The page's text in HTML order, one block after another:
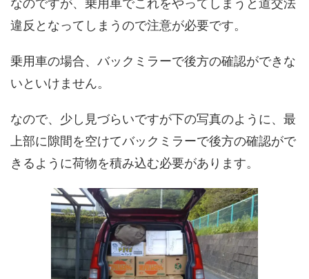
なのですが、乗用車でこれをやってしまうと道交法
違反となってしまうので注意が必要です。
乗用車の場合、バックミラーで後方の確認ができな
いといけません。
なので、少し見づらいですが下の写真のように、最
上部に隙間を空けてバックミラーで後方の確認がで
きるように荷物を積み込む必要があります。